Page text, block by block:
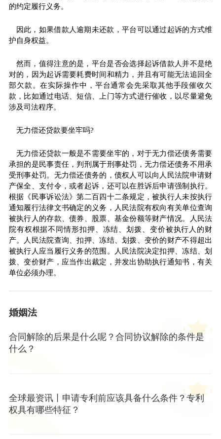
的约定履行义务。
因此，如果借款人逾期未还款， 平台可以通过起诉的方式维
护自身权益。
然而，值得注意的是， 平台是否会选择起诉借款人并不是绝
对的，因为起诉需要耗费时间和精力，并且有可能无法追回全
部欠款。在实际操作中， 平台通常会先采取其他手段催收欠
款，比如通过电话、短信、上门等方式进行催收，以尽量避免
涉及司法程序。
无力偿还贷款要坐牢吗?
无力偿还贷款一般是不需要坐牢的，对于无力偿还债务需要
承担的是民事责任，判刑属于刑事处罚，无力偿还债务不用承
受刑事处罚。无力偿还债务的，债权人可以向人民法院申请财
产保全、支付令，或者起诉，还可以在胜诉后申请强制执行。
根据《民事诉讼法》第二百四十二条规定，被执行人未按执行
通知履行法律文书确定的义务，人民法院有权向有关单位查询
被执行人的存款、债券、 股票 基金份额等财产情况。人民法
院有权根据不同情形扣押、冻结、划拨、变价被执行人的财
产。人民法院查询、扣押、冻结、划拨、变价的财产不得超出
被执行人应当履行义务的范围。人民法院决定扣押、冻结、划
拨、变价财产，应当作出裁定，并发出协助执行通知书，有关
单位必须办理。
婚姻法
合同解除的后果是什么呢？合同协议解除的条件是
什么？
全球最资讯丨申请专利前应该具备什么条件？专利
权具有哪些特征？